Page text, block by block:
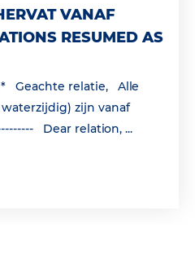
VANAF
RESUMED AS
* Geachte relatie, Alle
zijn vanaf
Dear relation, ...